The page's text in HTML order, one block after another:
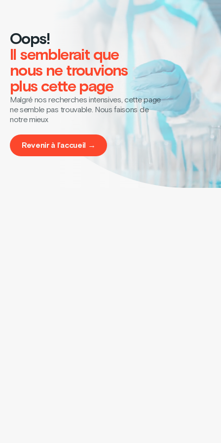
Oops!
Il semblerait que
nous ne trouvions
plus cette page
Malgré nos recherches intensives, cette page
ne semble pas trouvable. Nous faisons de
notre mieux
Revenir à l’accueil →